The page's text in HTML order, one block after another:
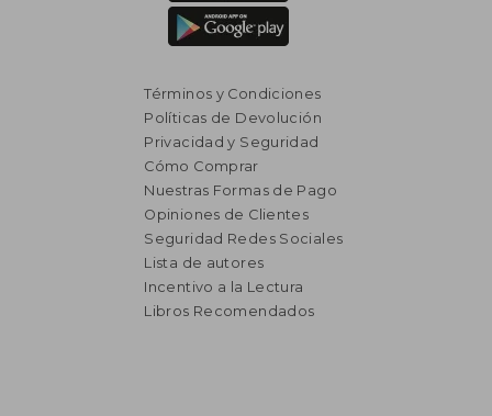
Términos y Condiciones
Políticas de Devolución
Privacidad y Seguridad
Cómo Comprar
Nuestras Formas de Pago
Opiniones de Clientes
Seguridad Redes Sociales
Lista de autores
Incentivo a la Lectura
Libros Recomendados